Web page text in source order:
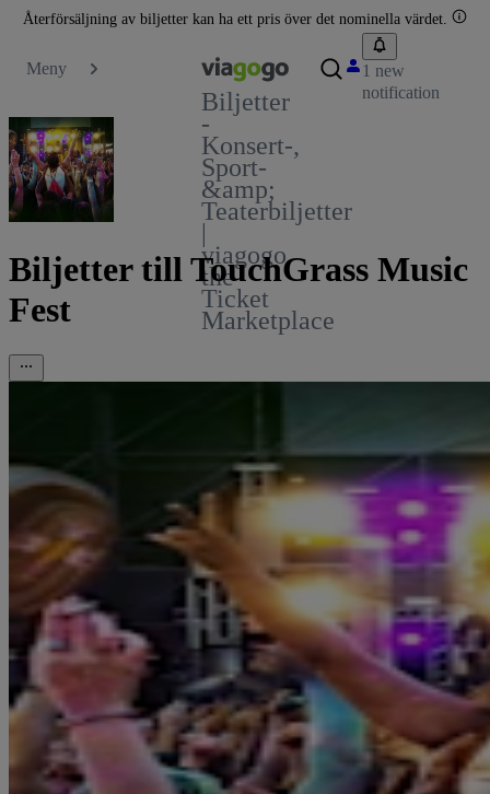
Återförsäljning av biljetter kan ha ett pris över det nominella värdet.
Meny
Biljetter
-
Konsert-,
Sport-
&amp;
Teaterbiljetter
|
viagogo
the
Ticket
Marketplace
1 new
notification
Biljetter till TouchGrass Music
Fest